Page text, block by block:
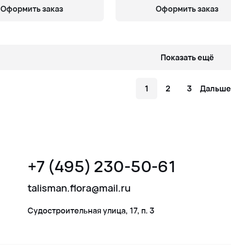
Оформить заказ Оформить заказ
Показать ещё
1 2 3 Дальше
+7 (495) 230-50-61
talisman.flora@mail.ru
Судостроительная улица, 17, п. 3